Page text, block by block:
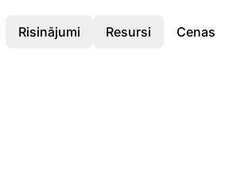
Risinājumi Resursi Cenas